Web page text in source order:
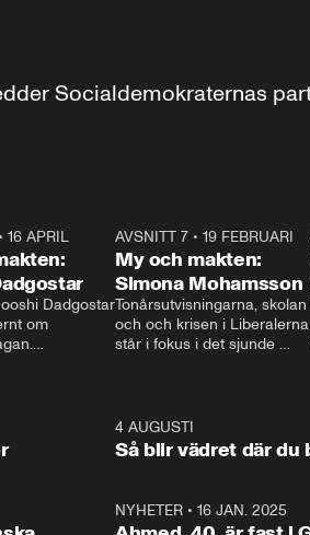
Socialdemokraternas
16 APRIL
Dadgostar
om
i val. Ska vi
sitter vi förstås
AVSNITT 7• 19 FEBRUARI
My och makten:
Simona Mohamsson
Tonårsutvisningarna, skolan
och och krisen i Liberalerna
står i fokus i det sjunde
kommentator My
Rohwedder ställer
utbildnings- och
Mohamsson till svars.
4 AUGUSTI
Så blir vädret där du
NYHETER• 16 JAN. 2025